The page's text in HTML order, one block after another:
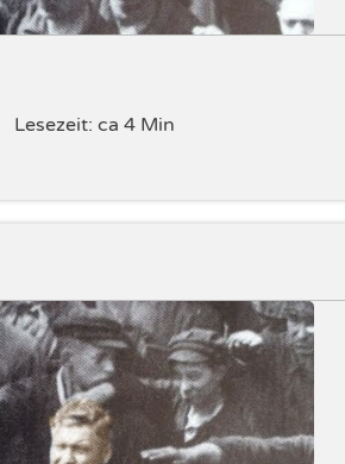
Lesezeit: ca 4 Min